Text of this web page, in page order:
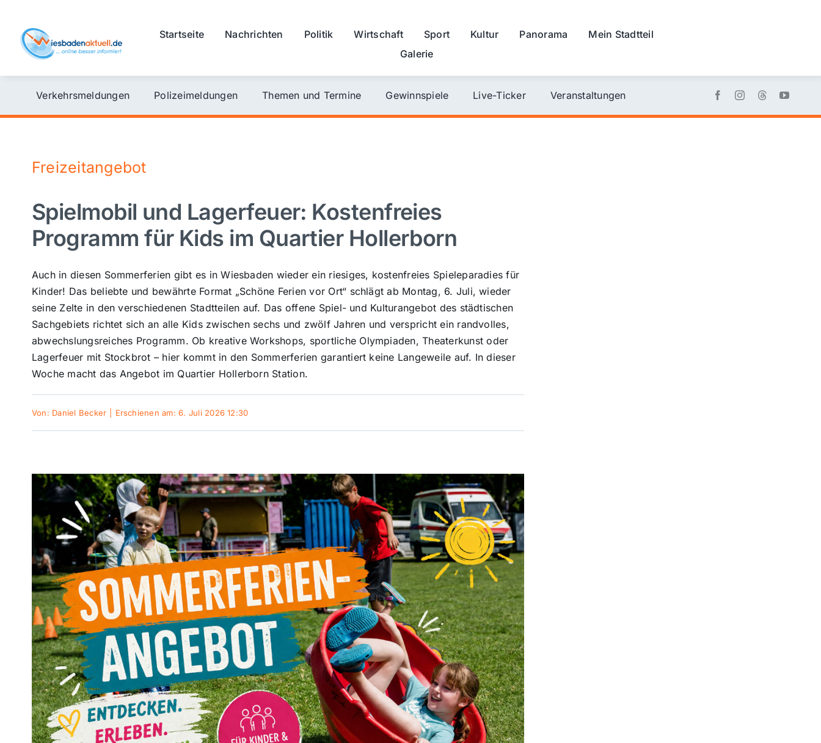
content
Startseite Nachrichten Politik Wirtschaft Sport Kultur Panorama
Mein Stadtteil
Galerie
Verkehrsmeldungen Polizeimeldungen Themen und Termine Gewinnspiele Live-Ticker Veranstaltungen
Freizeitangebot
Spielmobil und Lagerfeuer: Kostenfreies
Programm für Kids im Quartier Hollerborn
Auch in diesen Sommerferien gibt es in Wiesbaden wieder ein riesiges, kostenfreies Spieleparadies für
Kinder! Das beliebte und bewährte Format „Schöne Ferien vor Ort“ schlägt ab Montag, 6. Juli, wieder
seine Zelte in den verschiedenen Stadtteilen auf. Das offene Spiel- und Kulturangebot des städtischen
Sachgebiets richtet sich an alle Kids zwischen sechs und zwölf Jahren und verspricht ein randvolles,
abwechslungsreiches Programm. Ob kreative Workshops, sportliche Olympiaden, Theaterkunst oder
Lagerfeuer mit Stockbrot – hier kommt in den Sommerferien garantiert keine Langeweile auf. In dieser
Woche macht das Angebot im Quartier Hollerborn Station.
Von: Daniel Becker Erschienen am: 6. Juli 2026 12:30